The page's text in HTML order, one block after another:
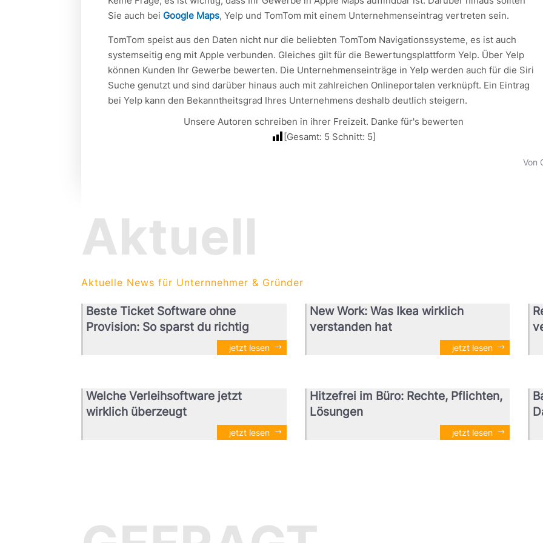
Sie auch bei Google Maps, Yelp und TomTom mit einem Unternehmenseintrag vertreten sein.
TomTom speist aus den Daten nicht nur die beliebten TomTom Navigationssysteme, es ist auch
systemseitig eng mit Apple verbunden. Gleiches gilt für die Bewertungsplattform Yelp. Über Yelp
können Kunden Ihr Gewerbe bewerten. Die Unternehmenseinträge in Yelp werden auch für die Siri
Suche genutzt und sind darüber hinaus auch mit zahlreichen Onlineportalen verknüpft. Ein Eintrag
bei Yelp kann den Bekanntheitsgrad Ihres Unternehmens deshalb deutlich steigern.
Unsere Autoren schreiben in ihrer Freizeit. Danke für's bewerten
[Gesamt: 5 Schnitt: 5]
Von
Aktuell
Aktuelle News für Unternnehmer & Gründer
Beste Ticket Software ohne
Provision: So sparst du richtig
jetzt lesen
New Work: Was Ikea wirklich
verstanden hat
jetzt lesen
Welche Verleihsoftware jetzt
wirklich überzeugt
jetzt lesen
Hitzefrei im Büro: Rechte, Pflichten,
Lösungen
jetzt lesen